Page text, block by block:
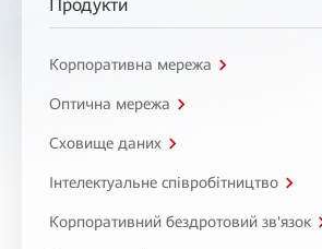
Продукти
Корпоративна мережа
Оптична мережа
Сховище даних
Інтелектуальне співробітництво
Корпоративний бездротовий зв'язок